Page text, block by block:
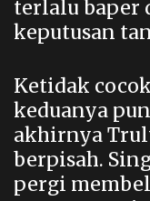
terlalu baper
keputusan
Ketidak
keduanya
akhirnya
berpisah.
pergi